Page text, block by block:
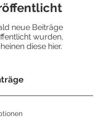
neue Beiträge
wurden,
diese hier.